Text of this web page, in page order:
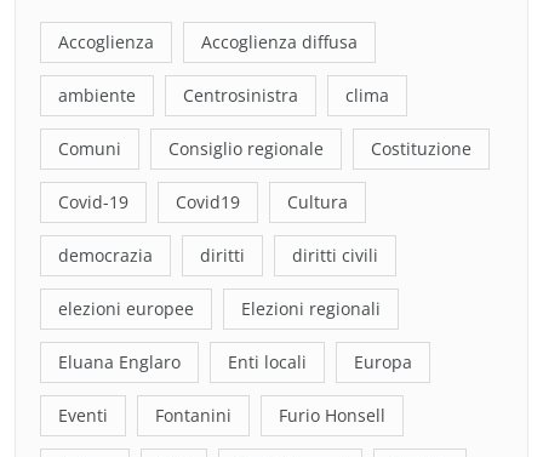
Accoglienza Accoglienza diffusa
ambiente Centrosinistra clima
Comuni Consiglio regionale Costituzione
Covid-19 Covid19 Cultura
democrazia diritti diritti civili
elezioni europee Elezioni regionali
Eluana Englaro Enti locali Europa
Eventi Fontanini Furio Honsell